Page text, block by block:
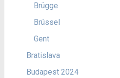
Brügge
Brüssel
Gent
Bratislava
Budapest 2024